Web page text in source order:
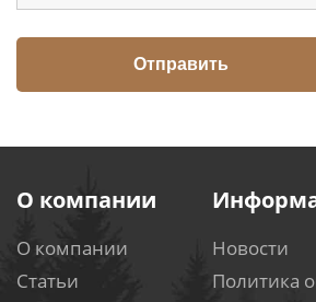
О компании
О компании
Статьи
Новости
Политика